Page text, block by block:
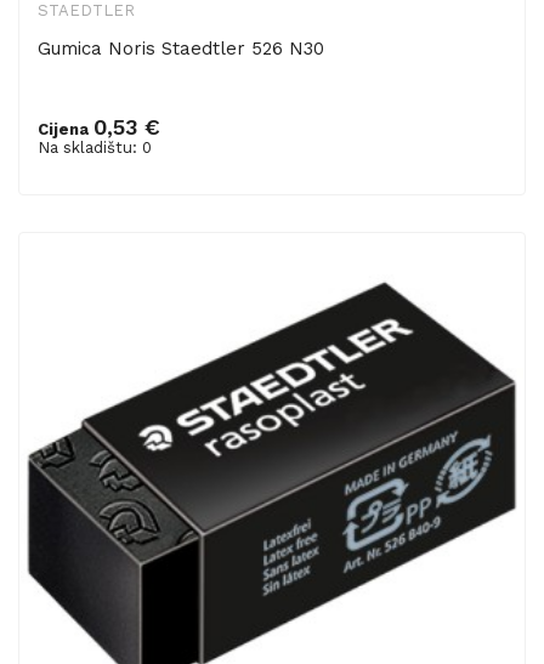
STAEDTLER
Gumica Noris Staedtler 526 N30
Cijena 0,53 €
Na skladištu: 0